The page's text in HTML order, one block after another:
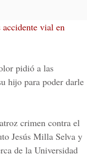
vial en
pidió a las
hijo para poder darle
crimen contra el
Jesús Milla Selva y
de la Universidad